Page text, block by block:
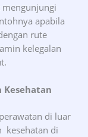
apabila
rute
kelegalan
di luar
kesehatan di